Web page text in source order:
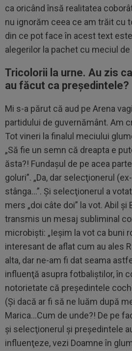
ca oricând însă realitatea
nu ignorăm ceea ce am trăit cu
din ce pot face în acest text
alegerilor la pachet cu meciul de
Tricolorii la urne. Au zis
au făcut ca preşedintele?
Mi s-a părut că aud pe Arena
partidului de guvernământ. Am
Tot vineri la finalul meciului
„Să fie un semn că dreapta e
ăsta?! Fundaşul de pe acea
goluri”. „Da, dar selecţionerul
stânga...”. Şi selecţionerul a
mers „doi câte doi” la vot. Abil şi
transmis un mesaj subliminal
microbişti: „Ieşim la vot ca buni
interesant de aflat cum au ales
alta, dar ne-am fi dat seama
influenţă asupra fotbaliştilor, în
notorietate că preşedintele
(Şi dacă ar fi să ne luăm după
Marica...Cum de unde?! De pe
şi selecţionerul şi preşedintele
influenţeze, vezi Doamne în